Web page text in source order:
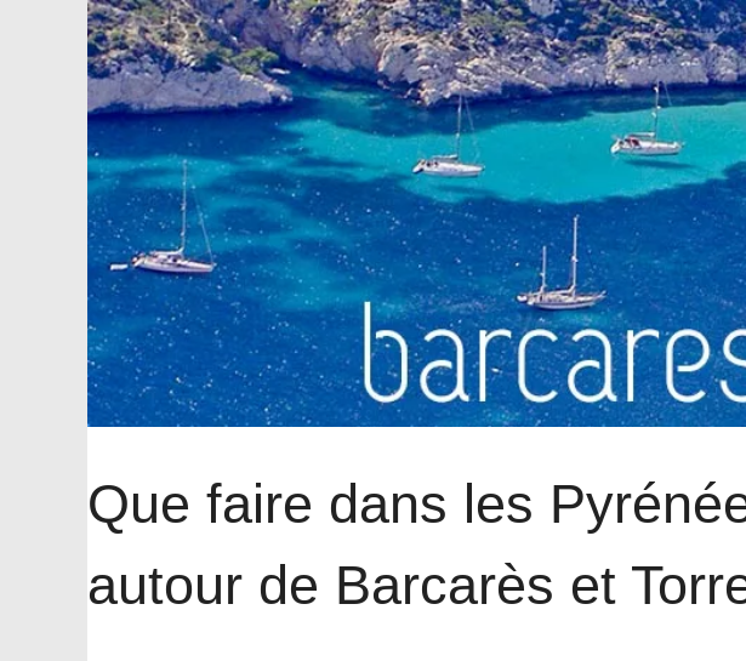
Que faire dans les
autour de Barcarès et